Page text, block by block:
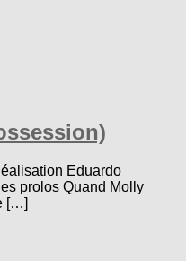
Eduardo
prolos Quand Molly
[…]